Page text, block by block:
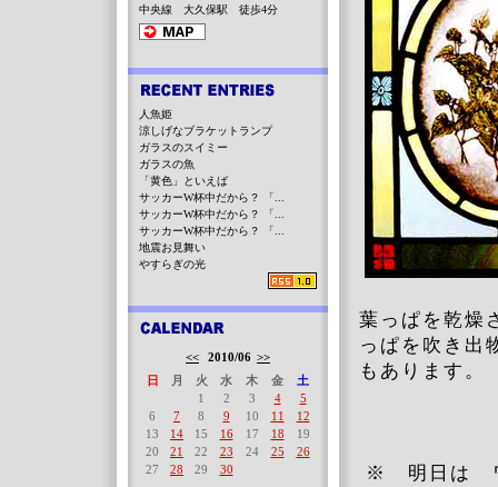
葉っぱを乾燥
っぱを吹き出
もあります。
※ 明日は
中央線 大久保駅 徒歩4分
人魚姫
涼しげなブラケットランプ
ガラスのスイミー
ガラスの魚
「黄色」といえば
サッカーW杯中だから？ 「...
サッカーW杯中だから？ 「...
サッカーW杯中だから？ 「...
地震お見舞い
やすらぎの光
<< 2010/06 >>
日
月 火 水 木 金
土
1
2 3 4
5
6
7 8 9 10 11
12
13
14 15 16 17 18
19
20
21 22 23 24 25
26
27
28 29 30